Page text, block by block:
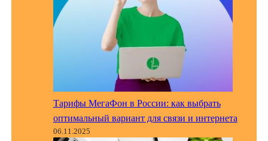
Тарифы МегаФон в России: как выбрать
оптимальный вариант для связи и интернета
06.11.2025